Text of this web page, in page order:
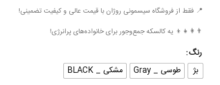
📍 فقط از فروشگاه سیسمونی روژان با قیمت عالی و کیفیت تضمینی!
👨‍👩‍👧‍👦 یه کالسکه جمع‌وجور برای خانواده‌های پرانرژی!
رنگ
بژ
طوسی _ Gray
مشکی _ BLACK